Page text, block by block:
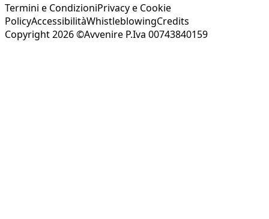
Termini e CondizioniPrivacy e Cookie
PolicyAccessibilitàWhistleblowingCredits
Copyright 2026 ©Avvenire P.Iva 00743840159